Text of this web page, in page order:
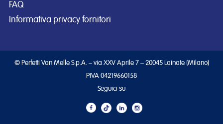
FAQ
Informativa privacy fornitori
© Perfetti Van Melle S.p.A. – via XXV Aprile 7 – 20045 Lainate (Milano)
PIVA 04219660158
Seguici su